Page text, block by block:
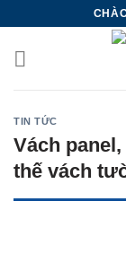
content
TIN TỨC
Vách
thế vách